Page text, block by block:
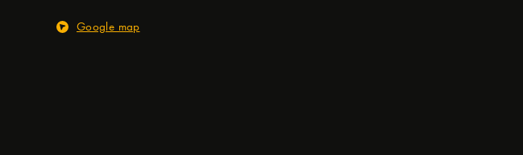
Google map